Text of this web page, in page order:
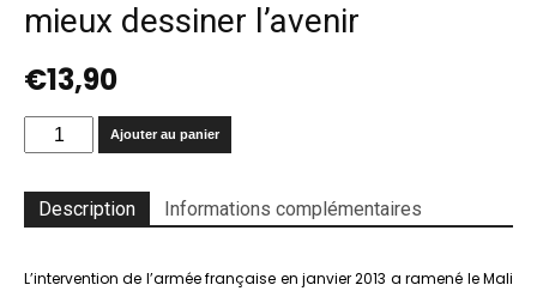
mieux dessiner l’avenir
€13,90
quantité
de
Éclairer
passé
Ajouter au panier
Description Informations complémentaires
L’intervention de l’armée française en janvier 2013 a ramené le Mali